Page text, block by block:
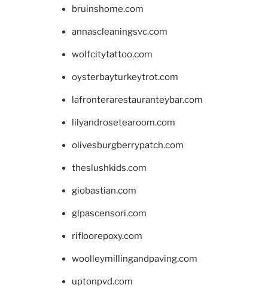
bruinshome.com
annascleaningsvc.com
wolfcitytattoo.com
oysterbayturkeytrot.com
lafronterarestauranteybar.com
lilyandrosetearoom.com
olivesburgberrypatch.com
theslushkids.com
giobastian.com
glpascensori.com
rifloorepoxy.com
woolleymillingandpaving.com
uptonpvd.com